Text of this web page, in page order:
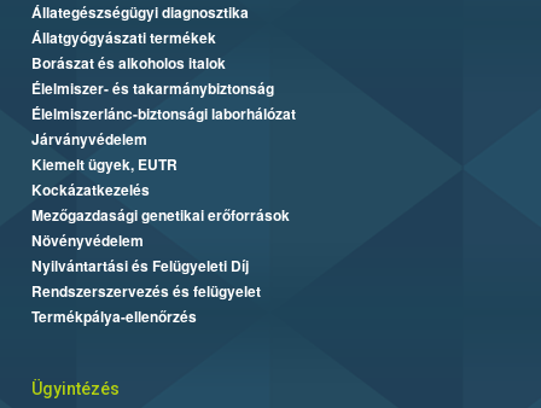
Állategészségügyi diagnosztika
Állatgyógyászati termékek
Borászat és alkoholos italok
Élelmiszer- és takarmánybiztonság
Élelmiszerlánc-biztonsági laborhálózat
Járványvédelem
Kiemelt ügyek, EUTR
Kockázatkezelés
Mezőgazdasági genetikai erőforrások
Növényvédelem
Nyilvántartási és Felügyeleti Díj
Rendszerszervezés és felügyelet
Termékpálya-ellenőrzés
Ügyintézés